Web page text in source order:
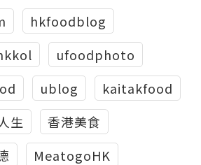
hkfoodblog
ufoodphoto
ublog
kaitakfood
生
香港美食
MeatogoHK